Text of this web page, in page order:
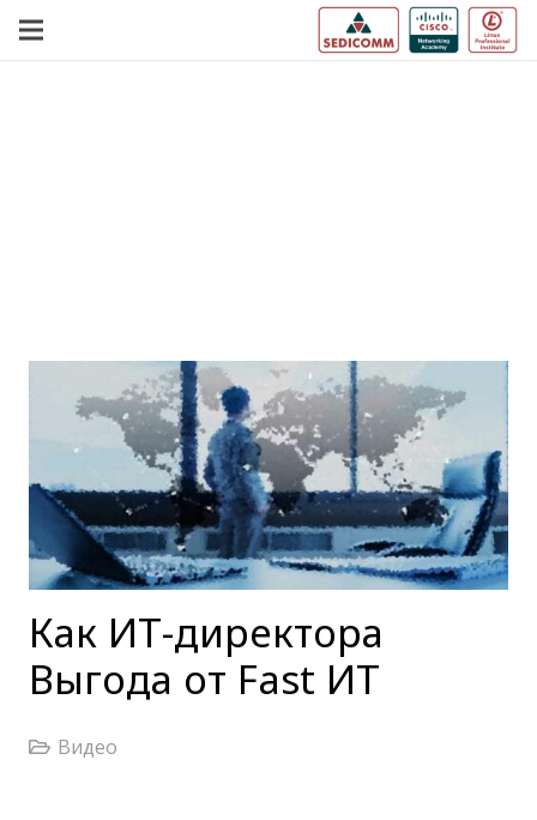
Как ИТ-директора
Выгода от Fast ИТ
Видео